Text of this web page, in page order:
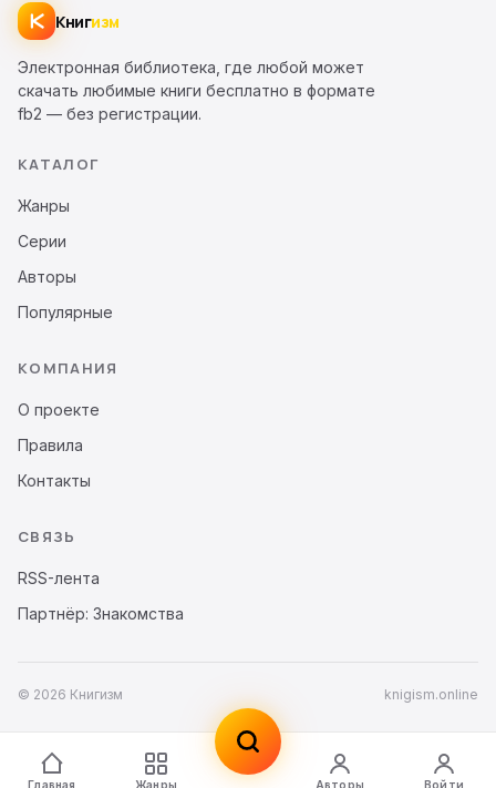
Главная Жанры Авторы Войти
Книгизм
Электронная библиотека, где любой может
скачать любимые книги бесплатно в формате
fb2 — без регистрации.
КАТАЛОГ
Жанры
Серии
Авторы
Популярные
КОМПАНИЯ
О проекте
Правила
Контакты
СВЯЗЬ
RSS-лента
Партнёр: Знакомства
© 2026 Книгизм knigism.online